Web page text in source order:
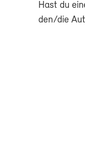
Hast du
den/die